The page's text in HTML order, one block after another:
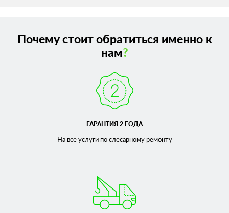
Почему стоит обратиться именно к
нам?
ГАРАНТИЯ 2 ГОДА
На все услуги по слесарномуремонту